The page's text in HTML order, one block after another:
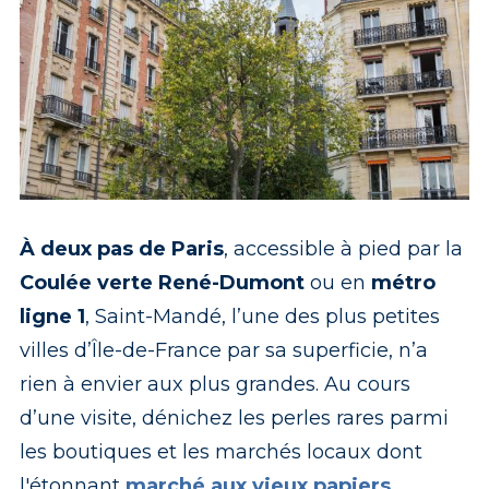
Rue Chaussée de l'Etang à Saint-Mandé
Thierry Guillaume
À deux pas de Paris, accessible à pied par la
Coulée verte René-Dumontou en métro
ligne 1, Saint-Mandé, l’une des plus petites
villes d’Île-de-France par sa superficie, n’a
rien à envier aux plus grandes. Au cours
d’une visite, dénichez les perles rares parmi
les boutiques et les marchés locaux dont